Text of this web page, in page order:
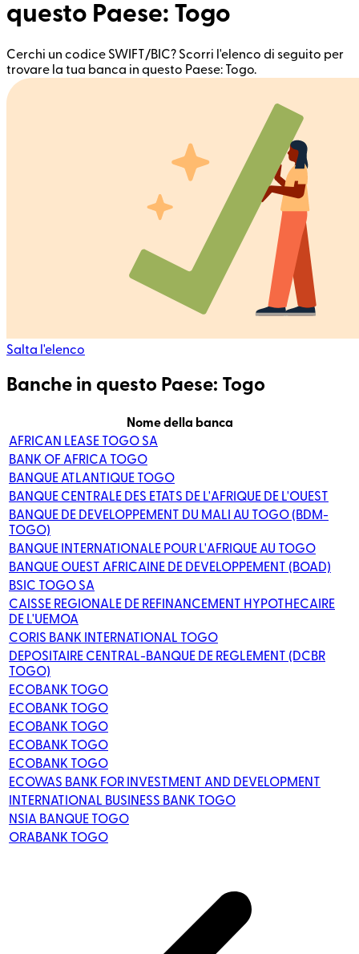
questo Paese: Togo
Cerchi un codice SWIFT/BIC? Scorri l'elenco di seguito per
trovare la tua banca in questo Paese: Togo.
Salta l'elenco
Banche in questo Paese: Togo
Nome della banca
AFRICAN LEASE TOGO SA
BANK OF AFRICA TOGO
BANQUE ATLANTIQUE TOGO
BANQUE CENTRALE DES ETATS DE L'AFRIQUE DE L'OUEST
BANQUE DE DEVELOPPEMENT DU MALI AU TOGO (BDM-
TOGO)
BANQUE INTERNATIONALE POUR L'AFRIQUE AU TOGO
BANQUE OUEST AFRICAINE DE DEVELOPPEMENT (BOAD)
BSIC TOGO SA
CAISSE REGIONALE DE REFINANCEMENT HYPOTHECAIRE
DE L'UEMOA
CORIS BANK INTERNATIONAL TOGO
DEPOSITAIRE CENTRAL-BANQUE DE REGLEMENT (DCBR
TOGO)
ECOBANK TOGO
ECOBANK TOGO
ECOBANK TOGO
ECOBANK TOGO
ECOBANK TOGO
ECOWAS BANK FOR INVESTMENT AND DEVELOPMENT
INTERNATIONAL BUSINESS BANK TOGO
NSIA BANQUE TOGO
ORABANK TOGO